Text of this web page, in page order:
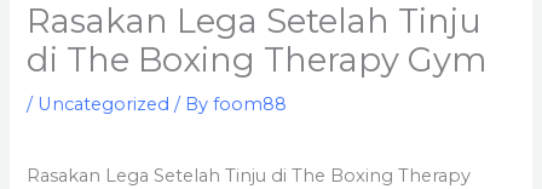
Rasakan Lega Setelah Tinju
di The Boxing Therapy Gym
/ Uncategorized / Byfoom88
Rasakan Lega Setelah Tinju di The Boxing Therapy